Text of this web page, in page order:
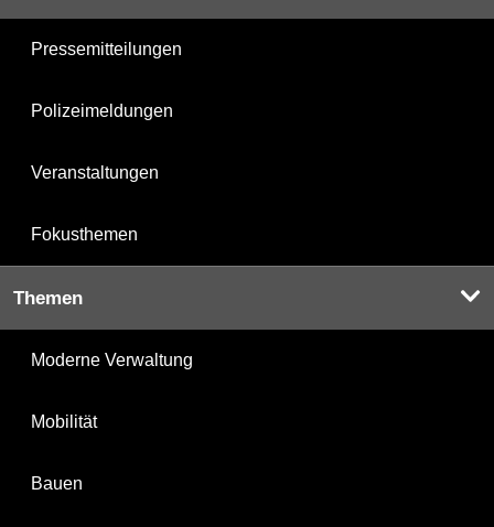
Pressemitteilungen
Polizeimeldungen
Veranstaltungen
Fokusthemen
Themen
Moderne Verwaltung
Mobilität
Bauen